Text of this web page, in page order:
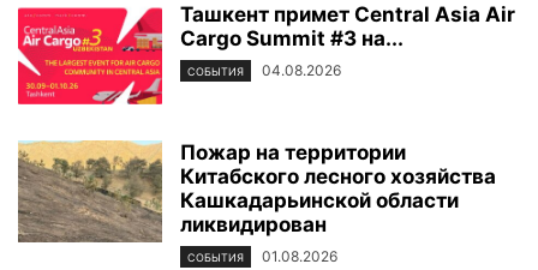
Ташкент примет Central Asia Air
Cargo Summit #3 на...
СОБЫТИЯ 04.08.2026
Пожар на территории
Китабского лесного хозяйства
Кашкадарьинской области
ликвидирован
СОБЫТИЯ 01.08.2026